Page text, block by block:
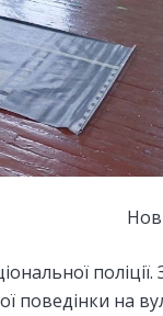
поліції.
на